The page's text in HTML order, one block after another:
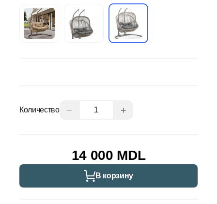
Количество − +
14 000 MDL
В корзину